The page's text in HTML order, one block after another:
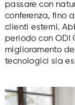
passare con
conferenza, fino
clienti esterni.
periodo con ODI
miglioramento
tecnologici sia